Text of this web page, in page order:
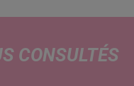
CONSULTÉS